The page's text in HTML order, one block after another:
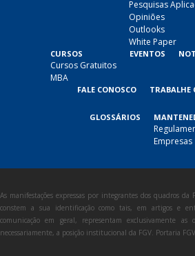
Pesquisas
Opiniões
Outlooks
White Paper
CURSOS
Cursos Gratuitos
MBA
EVENTOS
FALE CONOSCO TRABALHE
GLOSSÁRIOS
Empresas
As manifestações expressas por integrantes dos quadros
constem a sua identificação como tais, em artigos e
comunicação em geral, representam exclusivamente
necessariamente, a posição institucional da FGV. Portaria